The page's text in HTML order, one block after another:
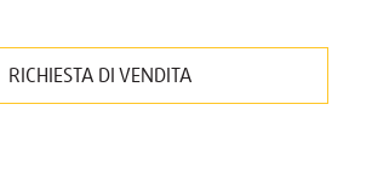
RICHIESTA DI VENDITA